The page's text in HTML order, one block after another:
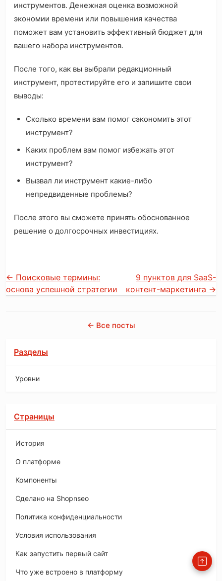
инструментов. Денежная оценка возможной
экономии времени или повышения качества
поможет вам установить эффективный бюджет для
вашего набора инструментов.
После того, как вы выбрали редакционный
инструмент, протестируйте его и запишите свои
выводы:
Сколько времени вам помог сэкономить этот
инструмент?
Каких проблем вам помог избежать этот
инструмент?
Вызвал ли инструмент какие-либо
непредвиденные проблемы?
После этого вы сможете принять обоснованное
решение о долгосрочных инвестициях.
← Поисковые термины:
основа успешной стратегии
9 пунктов для SaaS-
контент-маркетинга →
← Все посты
Разделы
Уровни
Страницы
История
O платформе
Компоненты
Сделано на Shopnseo
Политика конфиденциальности
Условия использования
Как запустить первый сайт
Что уже встроено в платформу